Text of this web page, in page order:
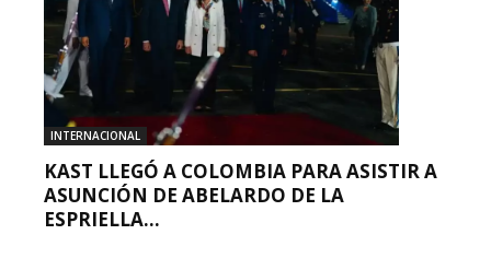
INTERNACIONAL
KAST LLEGÓ A COLOMBIA PARA ASISTIR A
ASUNCIÓN DE ABELARDO DE LA
ESPRIELLA...